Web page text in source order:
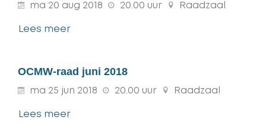
ma 20 aug 2018 20.00 uur Raadzaal
Lees meer
OCMW-raad juni 2018
ma 25 jun 2018 20.00 uur Raadzaal
Lees meer